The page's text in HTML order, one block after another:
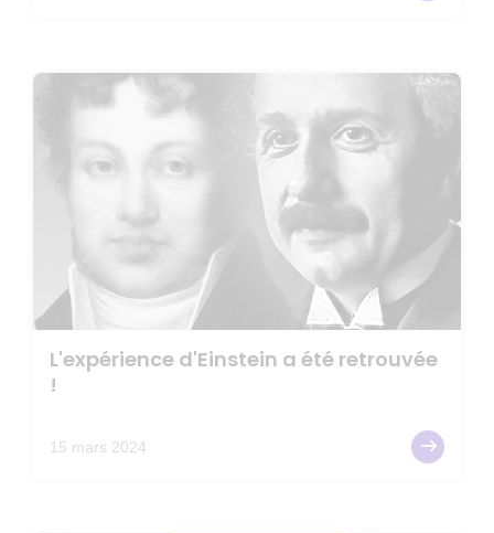
L'expérience d'Einstein a été retrouvée
!
15 mars 2024